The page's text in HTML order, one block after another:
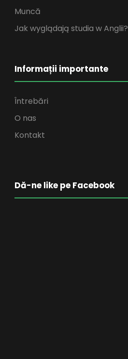
Muncă
Jak wyglądają studia w Anglii?
Informații importante
Întrebări
O nas
Kontakt
Dă-ne like pe Facebook